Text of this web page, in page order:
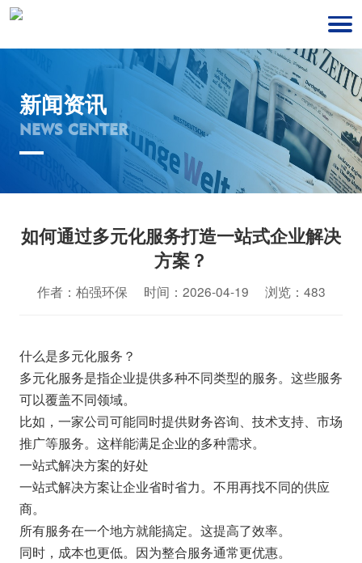
新闻资讯
NEWS CENTER
如何通过多元化服务打造一站式企业解决
方案？
作者：柏强环保 时间：2026-04-19 浏览：483
什么是多元化服务？
多元化服务是指企业提供多种不同类型的服务。这些服务
可以覆盖不同领域。
比如，一家公司可能同时提供财务咨询、技术支持、市场
推广等服务。这样能满足企业的多种需求。
一站式解决方案的好处
一站式解决方案让企业省时省力。不用再找不同的供应
商。
所有服务在一个地方就能搞定。这提高了效率。
同时，成本也更低。因为整合服务通常更优惠。